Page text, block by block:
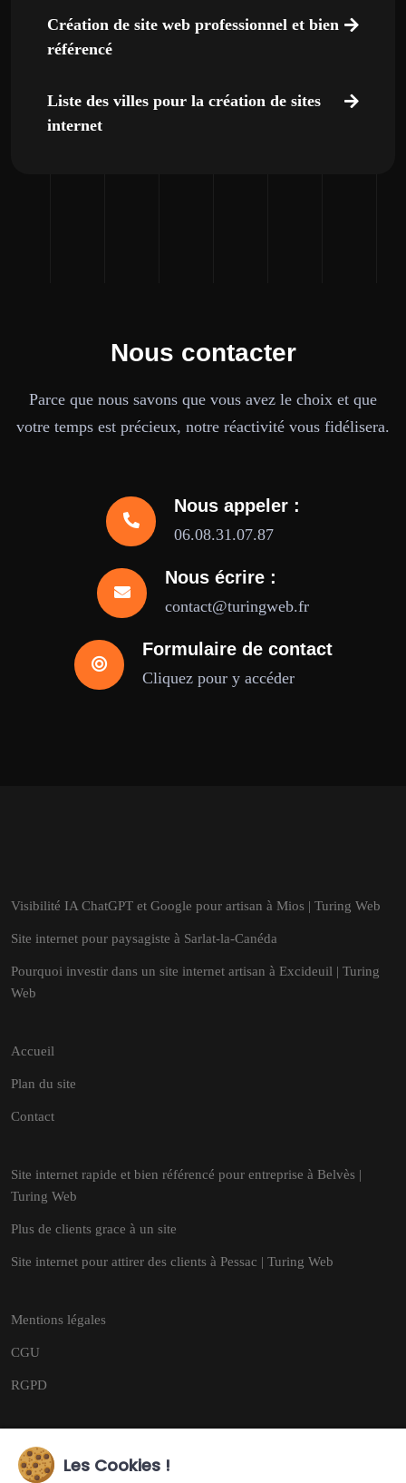
Création de site web professionnel et bien
référencé
Liste des villes pour la création de sites
internet
Nous contacter
Parce que nous savons que vous avez le choix et que
votre temps est précieux, notre réactivité vous fidélisera.
Nous appeler :
06.08.31.07.87
Nous écrire :
contact@turingweb.fr
Formulaire de contact
Cliquez pour y accéder
Visibilité IA ChatGPT et Google pour artisan à Mios | Turing Web
Site internet pour paysagiste à Sarlat-la-Canéda
Pourquoi investir dans un site internet artisan à Excideuil | Turing
Web
Accueil
Plan du site
Contact
Site internet rapide et bien référencé pour entreprise à Belvès |
Turing Web
Plus de clients grace à un site
Site internet pour attirer des clients à Pessac | Turing Web
Mentions légales
CGU
RGPD
Les Cookies !